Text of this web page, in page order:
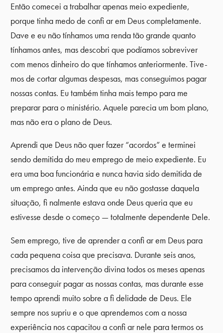
Então comecei a trabalhar apenas meio expediente,
porque tinha medo de confi ar em Deus completamente.
Dave e eu não tínhamos uma renda tão grande quanto
tínhamos antes, mas descobri que podíamos sobreviver
com menos dinheiro do que tínhamos anteriormente. Tive-
mos de cortar algumas despesas, mas conseguimos pagar
nossas contas. Eu também tinha mais tempo para me
preparar para o ministério. Aquele parecia um bom plano,
mas não era o plano de Deus.
Aprendi que Deus não quer fazer “acordos” e terminei
sendo demitida do meu emprego de meio expediente. Eu
era uma boa funcionária e nunca havia sido demitida de
um emprego antes. Ainda que eu não gostasse daquela
situação, fi nalmente estava onde Deus queria que eu
estivesse desde o começo — totalmente dependente Dele.
Sem emprego, tive de aprender a confi ar em Deus para
cada pequena coisa que precisava. Durante seis anos,
precisamos da intervenção divina todos os meses apenas
para conseguir pagar as nossas contas, mas durante esse
tempo aprendi muito sobre a fi delidade de Deus. Ele
sempre nos supriu e o que aprendemos com a nossa
experiência nos capacitou a confi ar nele para termos os